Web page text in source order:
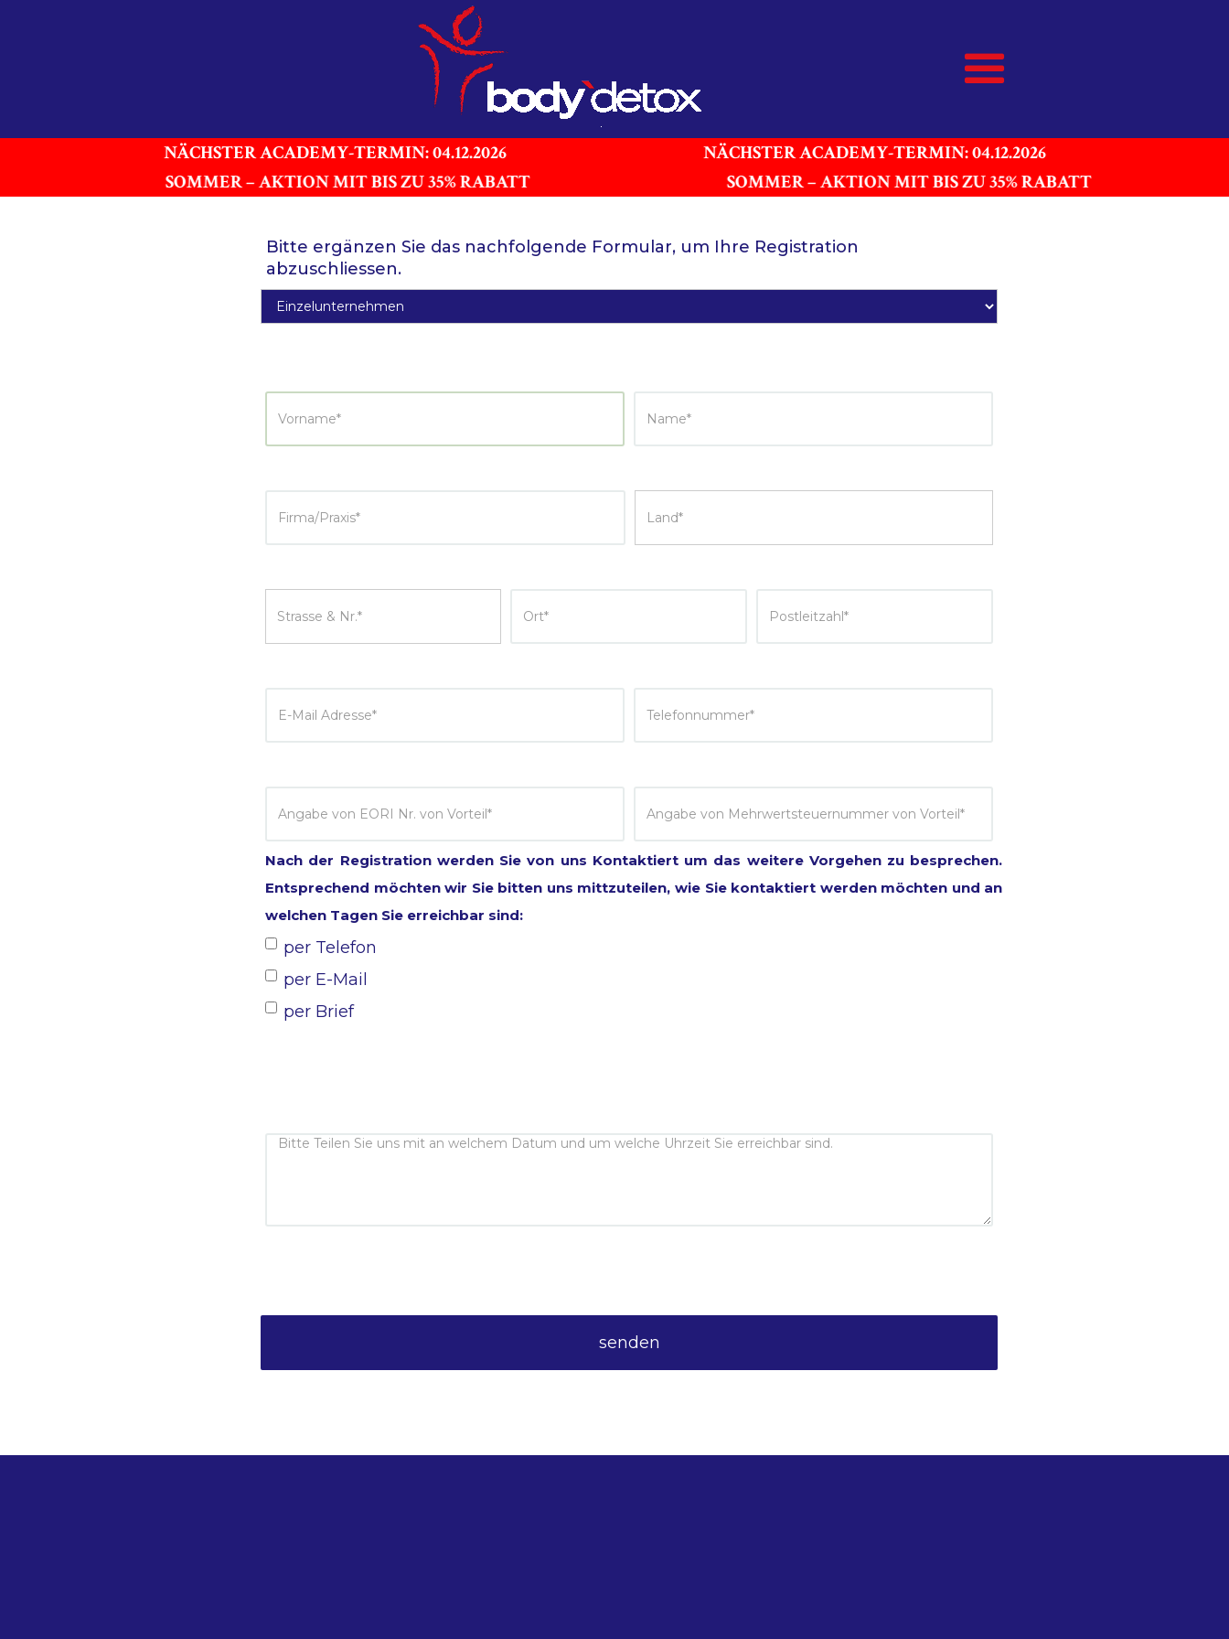
NÄCHSTER ACADEMY-TERMIN: 04.12.2026
NÄCHSTER ACADEMY-TERMIN: 04.12.2026
SOMMER – AKTION MIT BIS ZU 35% RABATT
SOMMER – AKTION MIT BIS ZU 35% RABATT
Bitte ergänzen Sie das nachfolgende Formular, um Ihre Registration
abzuschliessen.
Nach der Registration werden Sie von uns Kontaktiert um das weitere Vorgehen zu besprechen.
Entsprechend möchten wir Sie bitten uns mittzuteilen, wie Sie kontaktiert werden möchten und an
welchen Tagen Sie erreichbar sind:
per Telefon
per E-Mail
per Brief